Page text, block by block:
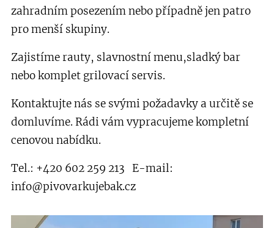
zahradním posezením nebo případně jen patro
pro menší skupiny.
Zajistíme rauty, slavnostní menu,sladký bar
nebo komplet grilovací servis.
Kontaktujte nás se svými požadavky a určitě se
domluvíme. Rádi vám vypracujeme kompletní
cenovou nabídku.
Tel.: +420 602 259 213 E-mail:
info@pivovarkujebak.cz